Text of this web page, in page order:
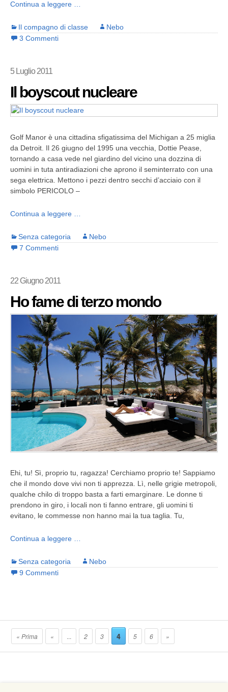
Continua a leggere …
Il compagno di classe
Nebo
3 Commenti
5 Luglio 2011
Il boyscout nucleare
Golf Manor è una cittadina sfigatissima del Michigan a 25 miglia
da Detroit. Il 26 giugno del 1995 una vecchia, Dottie Pease,
tornando a casa vede nel giardino del vicino una dozzina di
uomini in tuta antiradiazioni che aprono il seminterrato con una
sega elettrica. Mettono i pezzi dentro secchi d’acciaio con il
simbolo PERICOLO –
Continua a leggere …
Senza categoria
Nebo
7 Commenti
22 Giugno 2011
Ho fame di terzo mondo
Ehi, tu! Sì, proprio tu, ragazza! Cerchiamo proprio te! Sappiamo
che il mondo dove vivi non ti apprezza. Lì, nelle grigie metropoli,
qualche chilo di troppo basta a farti emarginare. Le donne ti
prendono in giro, i locali non ti fanno entrare, gli uomini ti
evitano, le commesse non hanno mai la tua taglia. Tu,
Continua a leggere …
Senza categoria
Nebo
9 Commenti
« Prima « ... 2 3 4 5 6 »